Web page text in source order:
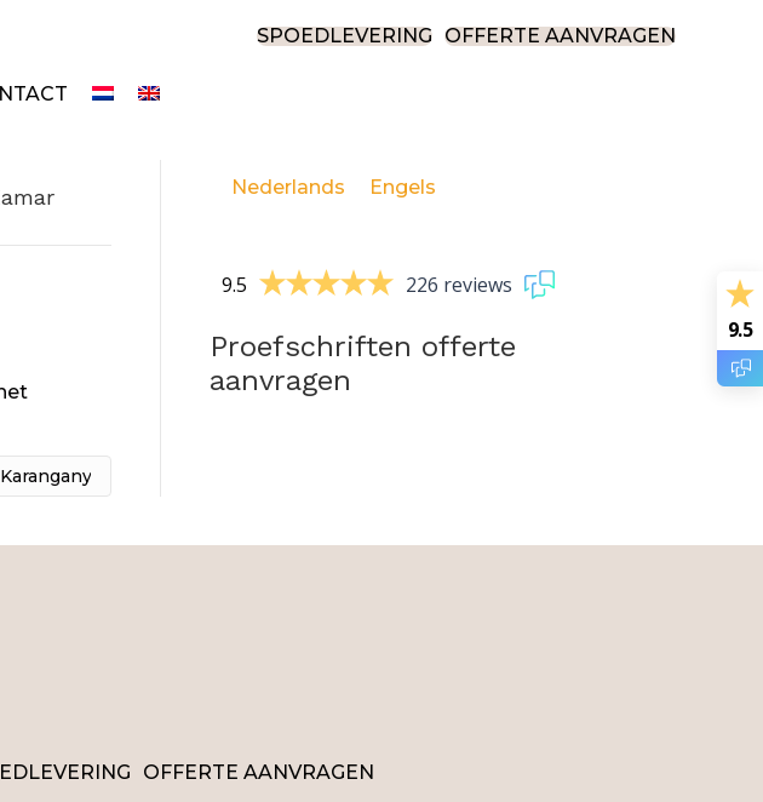
SPOEDLEVERING OFFERTE AANVRAGEN
Nederlands Engels
9.5 226 reviews
Proefschriften offerte
aanvragen
OFFERTE AANVRAGEN
9.5